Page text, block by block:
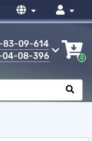
83-09-614
04-08-396
0